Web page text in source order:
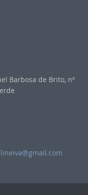
Barbosa de Brito, nº